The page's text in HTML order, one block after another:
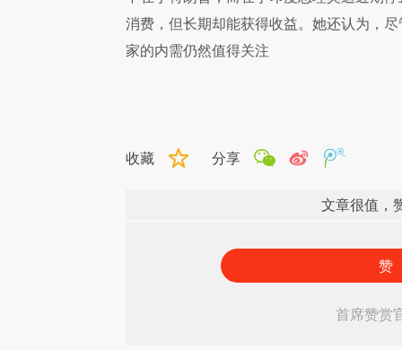
消费，但长期却能获得收益。她还认为，
家的内需仍然值得关注
收藏 分享
文章很值，
赞
首席赞赏